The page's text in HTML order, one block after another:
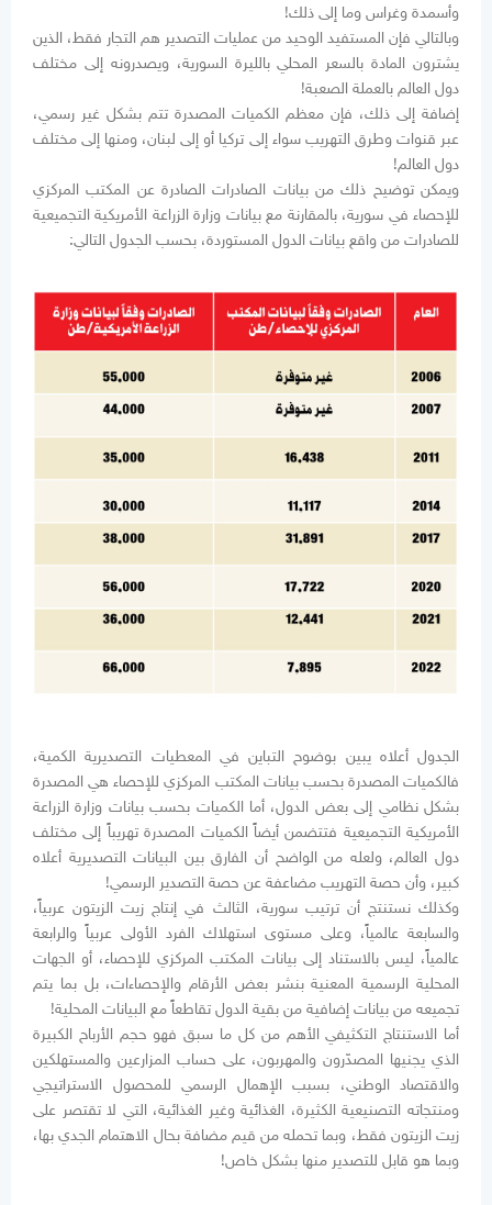
وأسمدة وغراس وما إلى ذلك!
وبالتالي فإن المستفيد الوحيد من عمليات التصدير هم التجار فقط، الذين
يشترون المادة بالسعر المحلي بالليرة السورية، ويصدرونه إلى مختلف
دول العالم بالعملة الصعبة!
إضافة إلى ذلك، فإن معظم الكميات المصدرة تتم بشكل غير رسمي،
عبر قنوات وطرق التهريب سواء إلى تركيا أو إلى لبنان، ومنها إلى مختلف
دول العالم!
ويمكن توضيح ذلك من بيانات الصادرات الصادرة عن المكتب المركزي
للإحصاء في سورية، بالمقارنة مع بيانات وزارة الزراعة الأمريكية التجميعية
للصادرات من واقع بيانات الدول المستوردة، بحسب الجدول التالي:
الجدول أعلاه يبين بوضوح التباين في المعطيات التصديرية الكمية،
فالكميات المصدرة بحسب بيانات المكتب المركزي للإحصاء هي المصدرة
بشكل نظامي إلى بعض الدول، أما الكميات بحسب بيانات وزارة الزراعة
الأمريكية التجميعية فتتضمن أيضاً الكميات المصدرة تهريباً إلى مختلف
دول العالم، ولعله من الواضح أن الفارق بين البيانات التصديرية أعلاه
كبير، وأن حصة التهريب مضاعفة عن حصة التصدير الرسمي!
وكذلك نستنتج أن ترتيب سورية، الثالث في إنتاج زيت الزيتون عربياً،
والسابعة عالمياً، وعلى مستوى استهلاك الفرد الأولى عربياً والرابعة
عالمياً، ليس بالاستناد إلى بيانات المكتب المركزي للإحصاء، أو الجهات
المحلية الرسمية المعنية بنشر بعض الأرقام والإحصاءات، بل بما يتم
تجميعه من بيانات إضافية من بقية الدول تقاطعاً مع البيانات المحلية!
أما الاستنتاج التكثيفي الأهم من كل ما سبق فهو حجم الأرباح الكبيرة
الذي يجنيها المصدّرون والمهربون، على حساب المزارعين والمستهلكين
والاقتصاد الوطني، بسبب الإهمال الرسمي للمحصول الاستراتيجي
ومنتجاته التصنيعية الكثيرة، الغذائية وغير الغذائية، التي لا تقتصر على
زيت الزيتون فقط، وبما تحمله من قيم مضافة بحال الاهتمام الجدي بها،
وبما هو قابل للتصدير منها بشكل خاص!